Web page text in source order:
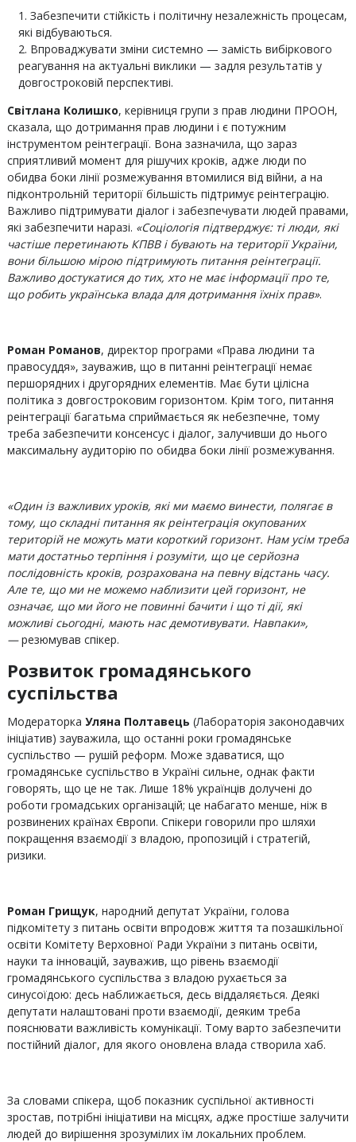
Забезпечити стійкість і політичну незалежність процесам,
які відбуваються.
Впроваджувати зміни системно — замість вибіркового
реагування на актуальні виклики — задля результатів у
довгостроковій перспективі.
Світлана Колишко, керівниця групи з прав людини ПРООН,
сказала, що дотримання прав людини і є потужним
інструментом реінтеграції. Вона зазначила, що зараз
сприятливий момент для рішучих кроків, адже люди по
обидва боки лінії розмежування втомилися від війни, а на
підконтрольній території більшість підтримує реінтеграцію.
Важливо підтримувати діалог і забезпечувати людей правами,
які забезпечити наразі. «Соціологія підтверджує: ті люди, які
частіше перетинають КПВВ і бувають на території України,
вони більшою мірою підтримують питання реінтеграції.
Важливо достукатися до тих, хто не має інформації про те,
що робить українська влада для дотримання їхніх прав».
Роман Романов, директор програми «Права людини та
правосуддя», зауважив, що в питанні реінтеграції немає
першорядних і другорядних елементів. Має бути цілісна
політика з довгостроковим горизонтом. Крім того, питання
реінтеграції багатьма сприймається як небезпечне, тому
треба забезпечити консенсус і діалог, залучивши до нього
максимальну аудиторію по обидва боки лінії розмежування.
«Один із важливих уроків, які ми маємо винести, полягає в
тому, що складні питання як реінтеграція окупованих
територій не можуть мати короткий горизонт. Нам усім треба
мати достатньо терпіння і розуміти, що це серйозна
послідовність кроків, розрахована на певну відстань часу.
Але те, що ми не можемо наблизити цей горизонт, не
означає, що ми його не повинні бачити і що ті дії, які
можливі сьогодні, мають нас демотивувати. Навпаки»,
—резюмував спікер.
Розвиток громадянського
суспільства
Модераторка Уляна Полтавець (Лабораторія законодавчих
ініціатив) зауважила, що останні роки громадянське
суспільство — рушій реформ. Може здаватися, що
громадянське суспільство в Україні сильне, однак факти
говорять, що це не так. Лише 18% українців долучені до
роботи громадських організацій; це набагато менше, ніж в
розвинених країнах Європи. Спікери говорили про шляхи
покращення взаємодії з владою, пропозицій і стратегій,
ризики.
Роман Грищук, народний депутат України, голова
підкомітету з питань освіти впродовж життя та позашкільної
освіти Комітету Верховної Ради України з питань освіти,
науки та інновацій, зауважив, що рівень взаємодії
громадянського суспільства з владою рухається за
синусоїдою: десь наближається, десь віддаляється. Деякі
депутати налаштовані проти взаємодії, деяким треба
пояснювати важливість комунікації. Тому варто забезпечити
постійний діалог, для якого оновлена влада створила хаб.
За словами спікера, щоб показник суспільної активності
зростав, потрібні ініціативи на місцях, адже простіше залучити
людей до вирішення зрозумілих їм локальних проблем.